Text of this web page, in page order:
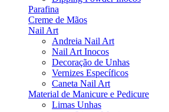
Parafina
Creme de Mãos
Nail Art
Andreia Nail Art
Nail Art Inocos
Decoração de Unhas
Vernizes Específicos
Caneta Nail Art
Material de Manicure e Pedicure
Limas Unhas